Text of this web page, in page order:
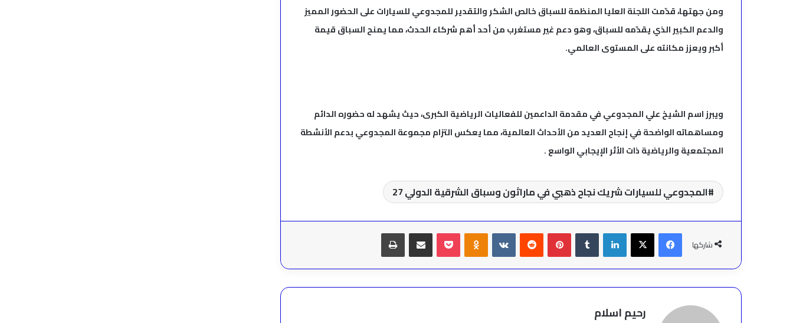
ومن جهتها، قدّمت اللجنة العليا المنظمة للسباق خالص الشكر والتقدير للمجدوعي للسيارات على الحضور المميز
والدعم الكبير الذي يقدّمه للسباق، وهو دعم غير مستغرب من أحد أهم شركاء الحدث، مما يمنح السباق قيمة
أكبر ويعزز مكانته على المستوى العالمي.
ويبرز اسم الشيخ علي المجدوعي في مقدمة الداعمين للفعاليات الرياضية الكبرى، حيث يشهد له حضوره الدائم
ومساهماته الواضحة في إنجاح العديد من الأحداث العالمية، مما يعكس التزام مجموعة المجدوعي بدعم الأنشطة
المجتمعية والرياضية ذات الأثر الإيجابي الواسع .
المجدوعي للسيارات شريك نجاح ذهبي في ماراثون وسباق الشرقية الدولي 27
شاركها
فيسبوك‫X لينكدإن بينتيريست Odnoklassniki
‫Pocket مشاركة عبر البريد طباعة
رحيم اسلام